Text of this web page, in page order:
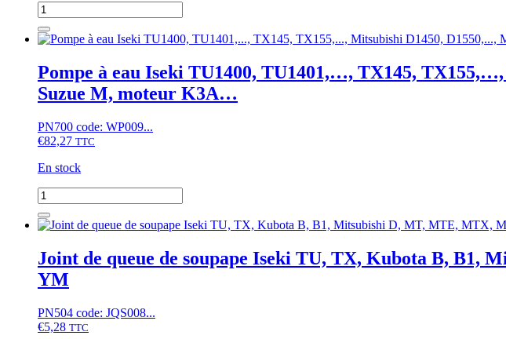
quantité
de
Démarreur
TX,
TU,
Mitsubishi
D,
MTE,
MTX,
MT,
Suzue
M,
Satoh
ST,
Moteurs
K3A...
Pompe à eau Iseki TU1400, TU1401,…, TX145,
Suzue M, moteur K3A…
PN700 code: WP009...
€82,27 TTC
En stock
quantité
de
Pompe
eau
Iseki
TU1400,
TU1401,...,
TX145,
TX155,...,
Mitsubishi
Joint de queue de soupape Iseki TU, TX, Kubota B, B1,
YM
PN504 code: JQS008...
€5,28 TTC